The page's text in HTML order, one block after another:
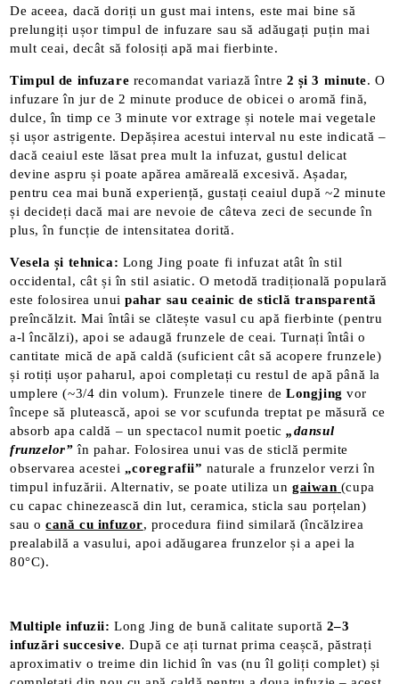
De aceea, dacă doriți un gust mai intens, este mai bine să
prelungiți ușor timpul de infuzare sau să adăugați puțin mai
mult ceai, decât să folosiți apă mai fierbinte.
Timpul de infuzare recomandat variază între 2 și 3 minute. O
infuzare în jur de 2 minute produce de obicei o aromă fină,
dulce, în timp ce 3 minute vor extrage și notele mai vegetale
și ușor astrigente. Depășirea acestui interval nu este indicată –
dacă ceaiul este lăsat prea mult la infuzat, gustul delicat
devine aspru și poate apărea amăreală excesivă​. Așadar,
pentru cea mai bună experiență, gustați ceaiul după ~2 minute
și decideți dacă mai are nevoie de câteva zeci de secunde în
plus, în funcție de intensitatea dorită.
Vesela și tehnica: Long Jing poate fi infuzat atât în stil
occidental, cât și în stil asiatic. O metodă tradițională populară
este folosirea unuipahar sau ceainic de sticlă transparentă
preîncălzit. Mai întâi se clătește vasul cu apă fierbinte (pentru
a-l încălzi), apoi se adaugă frunzele de ceai. Turnați întâi o
cantitate mică de apă caldă (suficient cât să acopere frunzele)
și rotiți ușor paharul, apoi completați cu restul de apă până la
umplere (~3/4 din volum)​. Frunzele tinere deLongjingvor
începe să plutească, apoi se vor scufunda treptat pe măsură ce
absorb apa caldă – un spectacol numit poetic„dansul
frunzelor” în pahar. Folosirea unui vas de sticlă permite
observarea acestei „coregrafii” naturale a frunzelor verzi în
timpul infuzării​. Alternativ, se poate utiliza un gaiwan (cupa
cu capac chinezească din lut, ceramica, sticla sau porțelan)
sau ocană cu infuzor, procedura fiind similară (încălzirea
prealabilă a vasului, apoi adăugarea frunzelor și a apei la
80°C).
Multiple infuzii: Long Jing de bună calitate suportă 2–3
infuzări succesive. După ce ați turnat prima ceașcă, păstrați
aproximativ o treime din lichid în vas (nu îl goliți complet) și